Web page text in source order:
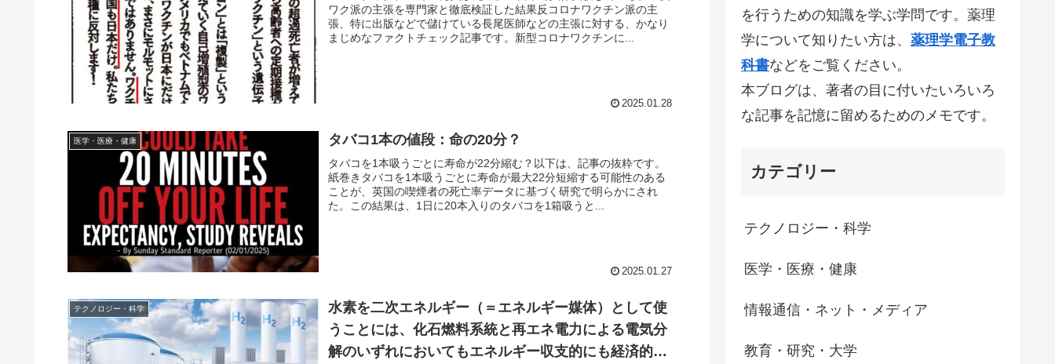
ワク派の主張を専門家と徹底検証した結果反コロナワクチン派の主
張、特に出版などで儲けている長尾医師などの主張に対する、かなり
まじめなファクトチェック記事です。新型コロナワクチンに...
2025.01.28
医学・医療・健康 タバコ1本の値段：命の20分？
タバコを1本吸うごとに寿命が22分縮む？以下は、記事の抜粋です。
紙巻きタバコを1本吸うごとに寿命が最大22分短縮する可能性のある
ことが、英国の喫煙者の死亡率データに基づく研究で明らかにされ
た。この結果は、1日に20本入りのタバコを1箱吸うと...
2025.01.27
テクノロジー・科学
水素を二次エネルギー（＝エネルギー媒体）として使
うことには、化石燃料系統と再エネ電力による電気分
解のいずれにおいてもエネルギー収支的にも経済的に
を行うための知識を学ぶ学問です。薬理
学について知りたい方は、 薬理学電子教
科書などをご覧ください。
本ブログは、著者の目に付いたいろいろ
な記事を記憶に留めるためのメモです。
カテゴリー
テクノロジー・科学
医学・医療・健康
情報通信・ネット・メディア
教育・研究・大学